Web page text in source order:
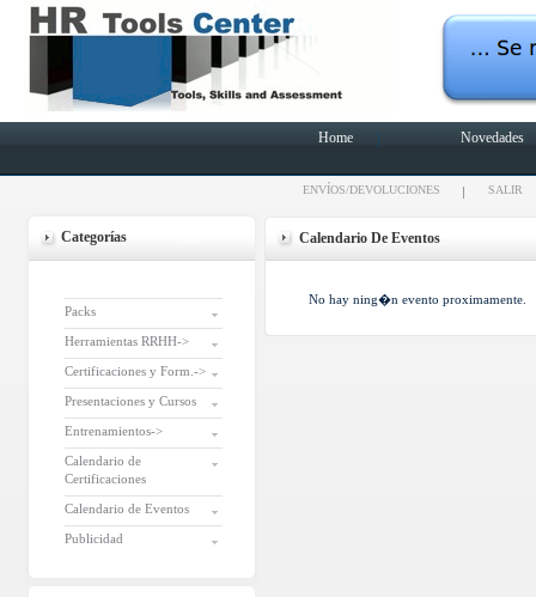
Home Novedades
ENVÍOS/DEVOLUCIONES SALIR
Categorías
Packs
Herramientas RRHH->
Certificaciones y Form.->
Presentaciones y Cursos
Entrenamientos->
Calendario de
Certificaciones
Calendario de Eventos
Publicidad
Calendario De Eventos
No hay ning�n evento proximamente.